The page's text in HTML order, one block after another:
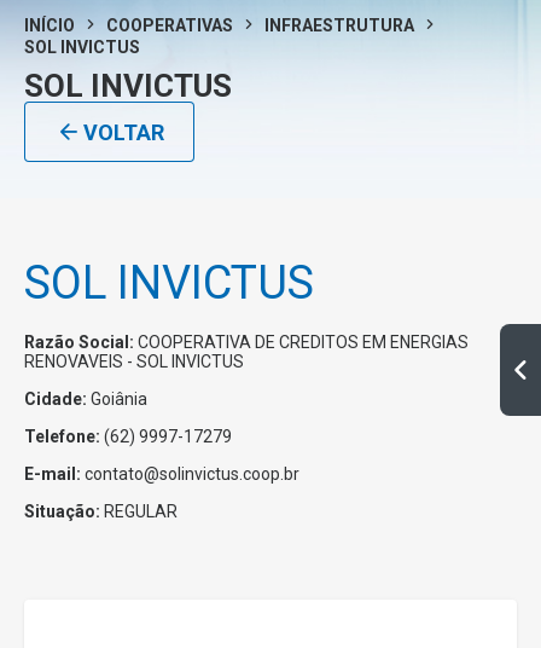
INÍCIO COOPERATIVAS
INFRAESTRUTURA
SOL INVICTUS
SOL INVICTUS
VOLTAR
SOL INVICTUS
Razão Social: COOPERATIVA DE CREDITOS EM ENERGIAS
RENOVAVEIS - SOL INVICTUS
Cidade: Goiânia
Telefone: (62) 9997-17279
E-mail: contato@solinvictus.coop.br
Situação: REGULAR